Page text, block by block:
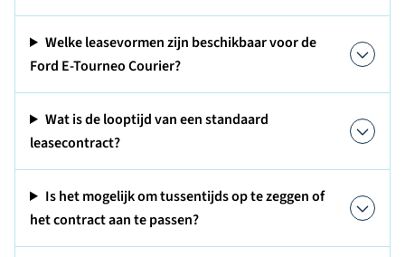
Welke leasevormen zijn beschikbaar voor de
Ford E-Tourneo Courier?
Wat is de looptijd van een standaard
leasecontract?
Is het mogelijk om tussentijds op te zeggen of
het contract aan te passen?